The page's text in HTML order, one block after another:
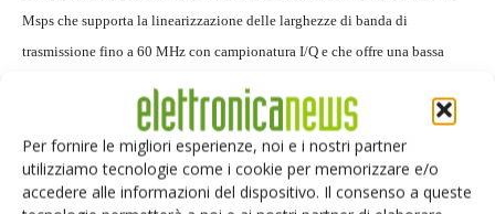
Per fornire le migliori esperienze, noi e i nostri partner
utilizziamo tecnologie come i cookie per memorizzare e/o
accedere alle informazioni del dispositivo. Il consenso a queste
Msps che supporta la linearizzazione delle larghezze di banda di
trasmissione fino a 60 MHz con campionatura I/Q e che offre una bassa